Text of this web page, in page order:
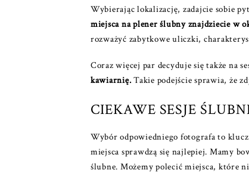
Wybierając lokalizację, zadajcie sobie
miejsca na plener ślubny znajdziecie w
rozważyć zabytkowe uliczki,
Coraz więcej par decyduje się także na
kawiarnię.Takie podejście sprawia, że
CIEKAWE SESJE
Wybór odpowiedniego fotografa to
miejsca sprawdzą się najlepiej. Mamy
ślubne. Możemy polecić miejsca, które